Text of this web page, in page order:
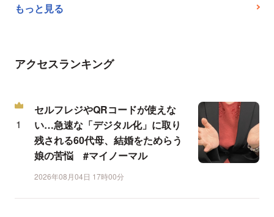
もっと見る
アクセスランキング
セルフレジやQRコードが使えな
い…急速な「デジタル化」に取り
残される60代母、結婚をためらう
娘の苦悩 #マイノーマル
2026年08月04日 17時00分